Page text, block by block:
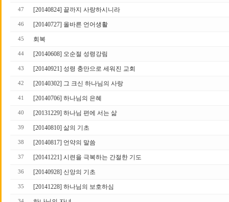
47 [20140824] 끝까지 사랑하시니라
46 [20140727] 올바른 언어생활
45 회복
44 [20140608] 오순절 성령강림
43 [20140921] 성령 충만으로 세워진 교회
42 [20140302] 그 크신 하나님의 사랑
41 [20140706] 하나님의 은혜
40 [20131229] 하나님 편에 서는 삶
39 [20140810] 삶의 기초
38 [20140817] 언약의 말씀
37 [20141221] 시련을 극복하는 간절한 기도
36 [20140928] 신앙의 기초
35 [20141228] 하나님의 보호하심